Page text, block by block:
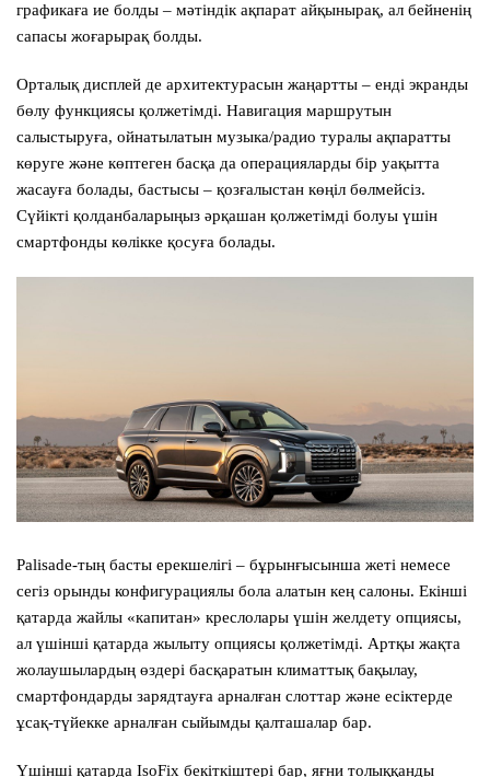
графикаға ие болды – мәтіндік ақпарат айқынырақ, ал бейненің
сапасы жоғарырақ болды.
Орталық дисплей де архитектурасын жаңартты – енді экранды
бөлу функциясы қолжетімді. Навигация маршрутын
салыстыруға, ойнатылатын музыка/радио туралы ақпаратты
көруге және көптеген басқа да операцияларды бір уақытта
жасауға болады, бастысы – қозғалыстан көңіл бөлмейсіз.
Сүйікті қолданбаларыңыз әрқашан қолжетімді болуы үшін
смартфонды көлікке қосуға болады.
Palisade-тың басты ерекшелігі – бұрынғысынша жеті немесе
сегіз орынды конфигурациялы бола алатын кең салоны. Екінші
қатарда жайлы «капитан» креслолары үшін желдету опциясы,
ал үшінші қатарда жылыту опциясы қолжетімді. Артқы жақта
жолаушылардың өздері басқаратын климаттық бақылау,
смартфондарды зарядтауға арналған слоттар және есіктерде
ұсақ-түйекке арналған сыйымды қалташалар бар.
Үшінші қатарда IsoFix бекіткіштері бар, яғни толыққанды